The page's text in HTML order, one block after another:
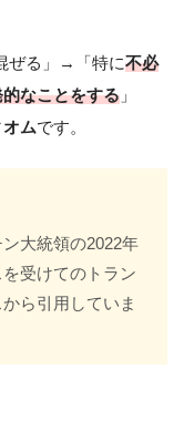
ぜる」→「特に不必
なことをする 」
ムです。
大統領の2022年
受けてのトラン
ら引用していま